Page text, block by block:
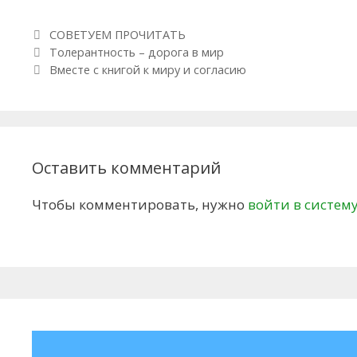
Рубрики
СОВЕТУЕМ ПРОЧИТАТЬ
Навигация по записям
Толерантность – дорога в мир
Вместе с книгой к миру и согласию
Оставить комментарий
Чтобы комментировать, нужно войти в